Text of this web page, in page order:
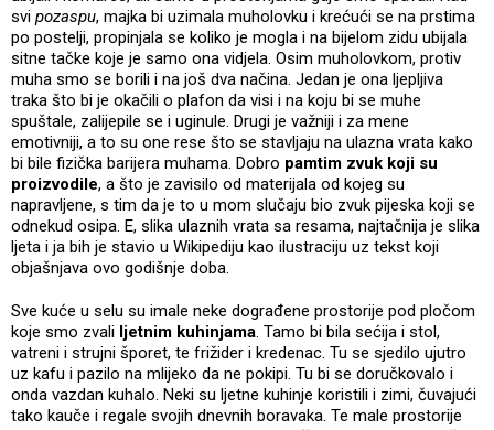
svi pozaspu, majka bi uzimala muholovku i krećući se na prstima
po postelji, propinjala se koliko je mogla i na bijelom zidu ubijala
sitne tačke koje je samo ona vidjela. Osim muholovkom, protiv
muha smo se borili i na još dva načina. Jedan je ona ljepljiva
traka što bi je okačili o plafon da visi i na koju bi se muhe
spuštale, zalijepile se i uginule. Drugi je važniji i za mene
emotivniji, a to su one rese što se stavljaju na ulazna vrata kako
bi bile fizička barijera muhama. Dobro pamtim zvuk koji su
proizvodile, a što je zavisilo od materijala od kojeg su
napravljene, s tim da je to u mom slučaju bio zvuk pijeska koji se
odnekud osipa. E, slika ulaznih vrata sa resama, najtačnija je slika
ljeta i ja bih je stavio u Wikipediju kao ilustraciju uz tekst koji
objašnjava ovo godišnje doba.
Sve kuće u selu su imale neke dograđene prostorije pod pločom
koje smo zvali ljetnim kuhinjama. Tamo bi bila sećija i stol,
vatreni i strujni šporet, te frižider i kredenac. Tu se sjedilo ujutro
uz kafu i pazilo na mlijeko da ne pokipi. Tu bi se doručkovalo i
onda vazdan kuhalo. Neki su ljetne kuhinje koristili i zimi, čuvajući
tako kauče i regale svojih dnevnih boravaka. Te male prostorije